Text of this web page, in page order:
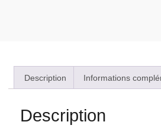
Description Informations
Description